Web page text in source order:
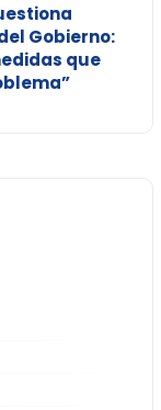
Gobierno:
que